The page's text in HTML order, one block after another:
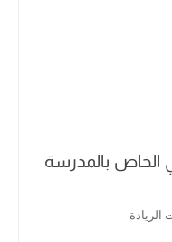
الخاص بالمدرسة